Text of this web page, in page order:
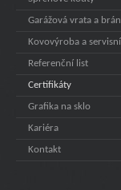
Garážová vrata a
Kovovýroba a
Referenční list
Certifikáty
Grafika na sklo
Kariéra
Kontakt